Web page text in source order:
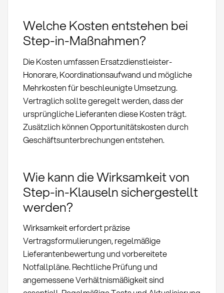
Welche Kosten entstehen bei
Step-in-Maßnahmen?
Die Kosten umfassen Ersatzdienstleister-
Honorare, Koordinationsaufwand und mögliche
Mehrkosten für beschleunigte Umsetzung.
Vertraglich sollte geregelt werden, dass der
ursprüngliche Lieferanten diese Kosten trägt.
Zusätzlich können Opportunitätskosten durch
Geschäftsunterbrechungen entstehen.
Wie kann die Wirksamkeit von
Step-in-Klauseln sichergestellt
werden?
Wirksamkeit erfordert präzise
Vertragsformulierungen, regelmäßige
Lieferantenbewertung und vorbereitete
Notfallpläne. Rechtliche Prüfung und
angemessene Verhältnismäßigkeit sind